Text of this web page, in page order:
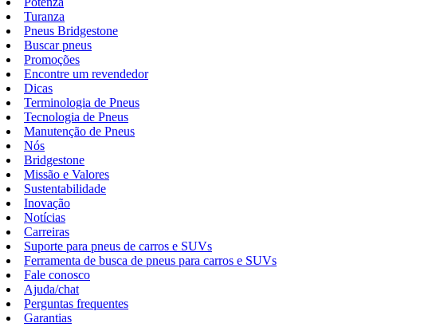
Turanza
Pneus Bridgestone
Buscar pneus
Promoções
Encontre um revendedor
Dicas
Terminologia de Pneus
Tecnologia de Pneus
Manutenção de Pneus
Nós
Bridgestone
Missão e Valores
Sustentabilidade
Inovação
Notícias
Carreiras
Suporte para pneus de carros e SUVs
Ferramenta de busca de pneus para carros e SUVs
Fale conosco
Ajuda/chat
Perguntas frequentes
Garantias